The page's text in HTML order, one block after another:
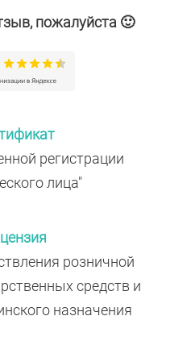
пожалуйста 🙂
регистрации
лица"
розничной
средств и
назначения